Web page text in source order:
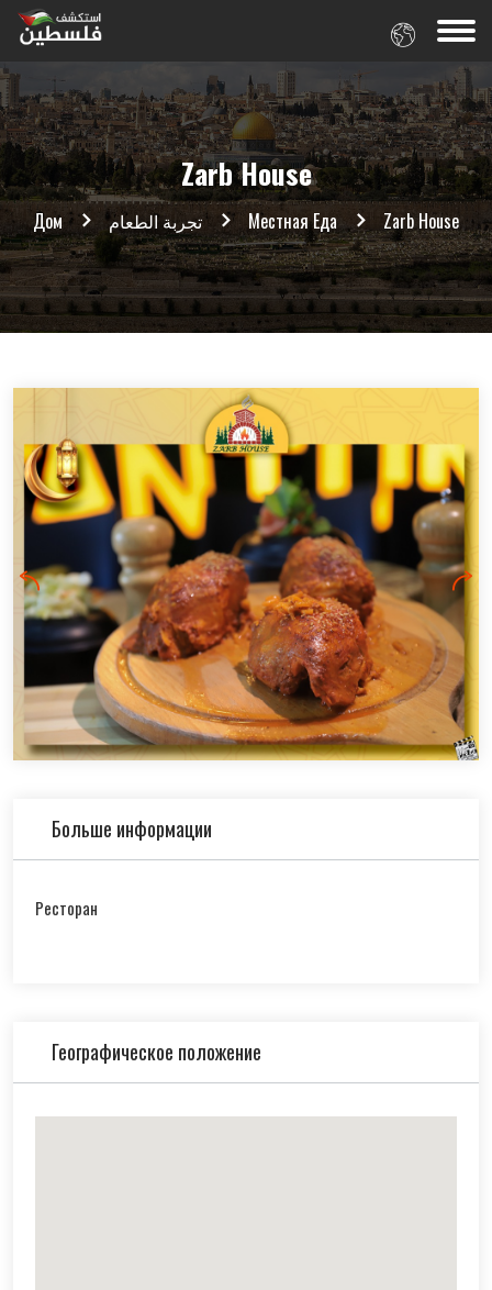
Zarb House
Дом تجربة الطعام Местная Еда Zarb House
Больше информации
Ресторан
Географическое положение